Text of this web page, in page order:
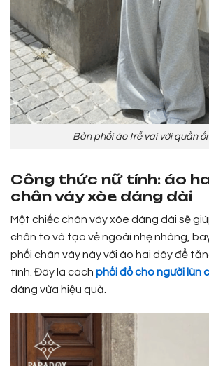
Bản phối áo trễ vai với quần
Công thức nữ tính: áo
chân váy xòe dáng dài
Một chiếc chân váy xòe dáng dài sẽ
chân to và tạo vẻ ngoài nhẹ nhàng,
phối chân váy này với áo hai dây để
tính. Đây là cách phối đồ cho người lùn
dáng vừa hiệu quả.